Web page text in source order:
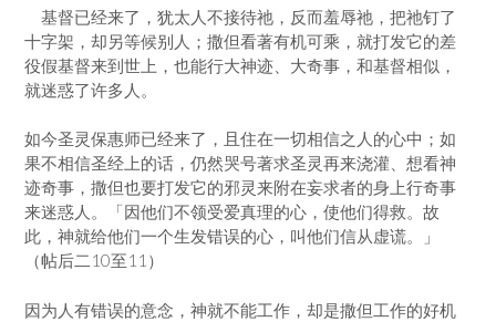
基督已经来了，犹太人不接待祂，反而羞辱祂，把祂钉了
十字架，却另等候别人；撒但看著有机可乘，就打发它的差
役假基督来到世上，也能行大神迹、大奇事，和基督相似，
就迷惑了许多人。
如今圣灵保惠师已经来了，且住在一切相信之人的心中；如
果不相信圣经上的话，仍然哭号著求圣灵再来浇灌、想看神
迹奇事，撒但也要打发它的邪灵来附在妄求者的身上行奇事
来迷惑人。「因他们不领受爱真理的心，使他们得救。故
此，神就给他们一个生发错误的心，叫他们信从虚谎。」
（帖后二10至11）
因为人有错误的意念，神就不能工作，却是撒但工作的好机